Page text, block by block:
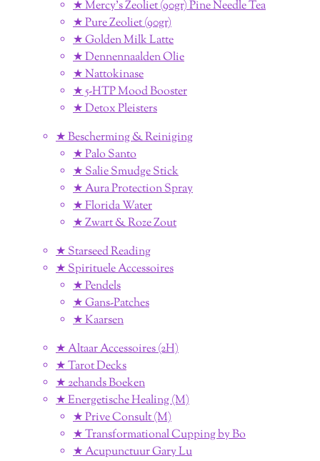
★ Mercy's Zeoliet (90gr) Pine Needle Tea
★ Pure Zeoliet (90gr)
★ Golden Milk Latte
★ Dennennaalden Olie
★ Nattokinase
★ 5-HTP Mood Booster
★ Detox Pleisters
★ Bescherming & Reiniging
★ Palo Santo
★ Salie Smudge Stick
★ Aura Protection Spray
★ Florida Water
★ Zwart & Roze Zout
★ Starseed Reading
★ Spirituele Accessoires
★ Pendels
★ Gans-Patches
★ Kaarsen
★ Altaar Accessoires (2H)
★ Tarot Decks
★ 2ehands Boeken
★ Energetische Healing (M)
★ Prive Consult (M)
★ Transformational Cupping by Bo
★ Acupunctuur Gary Lu